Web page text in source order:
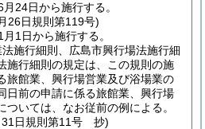
24日から施行する。
26日規則第119号)
1日から施行する。
施行細則、広島市興行場法施行細
施行細則の規定は、この規則の施
旅館業、興行場営業及び浴場業の
日前の申請に係る旅館業、興行場
いては、なお従前の例による。
日規則第11号 抄)